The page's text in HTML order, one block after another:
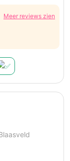
Meer reviews zien